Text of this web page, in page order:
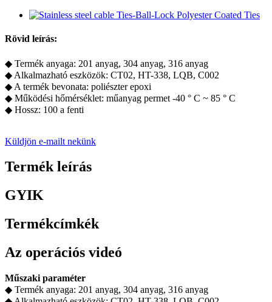
Rövid leírás:
◆ Termék anyaga: 201 anyag, 304 anyag, 316 anyag
◆ Alkalmazható eszközök: CT02, HT-338, LQB, C002
◆ A termék bevonata: poliészter epoxi
◆ Működési hőmérséklet: műanyag permet -40 ° C ~ 85 ° C
◆ Hossz: 100 a fenti
Küldjön e-mailt nekünk
Termék leírás
GYIK
Termékcímkék
Az operációs videó
Műszaki paraméter
◆ Termék anyaga: 201 anyag, 304 anyag, 316 anyag